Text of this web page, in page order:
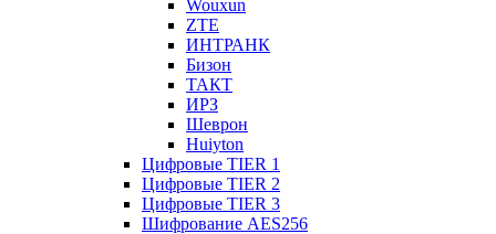
Wouxun
ZTE
ИНТРАНК
Бизон
ТАКТ
ИРЗ
Шеврон
Huiyton
Цифровые TIER 1
Цифровые TIER 2
Цифровые TIER 3
Шифрование AES256